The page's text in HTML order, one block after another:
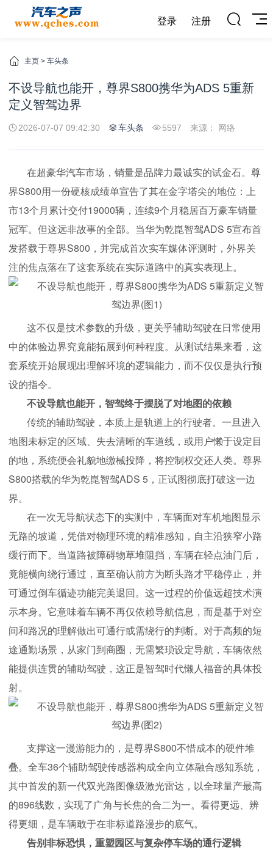
登录 注册
主页 > 车头条
不设导航也能开，尊界S800携华为ADS 5重新
定义智驾边界
2026-07-07 09:42:30 车头条 5597 来源： 网络
在超豪华汽车市场，销量是品牌力最诚实的试金石。尊
界S800用一份硬核成绩单宣告了其在金字塔尖的地位：上
市13个月累计交付19000辆，连续9个月稳居百万豪车销量
冠军。但这远非故事的全部。当华为乾崑智驾ADS 5宣布首
发搭载于尊界S800，并完成首次实车媒体评测时，外界关
注的焦点落在了这套系统在实际道路中的真实表现上。
这不仅是技术参数的升级，更关乎辅助驾驶在日常使用
中的体验边界究竟能拓展到何种程度。从测试结果来看，这
套系统开始展现出理解环境的逻辑能力，而不仅仅是执行预
设的指令。
不设导航也能开，智驾终于摆脱了对地图的依赖
传统的辅助驾驶，本质上是轨道上的行驶者。一旦进入
地图未标定的区域、失去清晰的车道线，或用户懒于设定目
的地，系统便会礼貌地缴械投降，将控制权交还人类。尊界
S800搭载的华为乾崑智驾ADS 5，正试图彻底打破这一边
界。
在一次无导航状态下的实测中，车辆面对车机地图显示
无路的坡道，凭借对物理环境的精准感知，自主沿狭窄小路
缓行而下。当道路被障碍物草堆阻挡，车辆在轻点油门后，
竟能横向绕行通过，直至确认前方为断头路才平稳停止，并
可通过倒车循迹功能完美退回。这一过程的价值远超技术演
示本身。它意味着车辆不再仅依赖导航信息，而是基于对空
间和路况的理解做出可通行或需绕行的判断。对于高频的短
途通勤场景，从家门到商圈，无需繁琐设定导航，车辆依然
能提供连贯的辅助驾驶，这正是智驾时代懒人福音的具体投
射。
支撑这一漫游能力的，是尊界S800不惜成本的硬件堆
叠。全车36个辅助驾驶传感器构成全向立体融合感知系统，
其中首发的新一代双光路图像级激光雷达，以全球量产最高
的896线数，实现了广角与长焦的合二为一。看得更远、辨
得更细，是车辆敢于在非标道路漫步的底气。
告别非标恐惧，重塑园区与复杂停车场的通行逻辑